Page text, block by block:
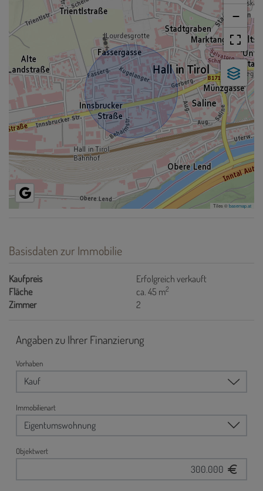
−
Tiles ©basemap.at
Basisdaten zur Immobilie
Kaufpreis
Erfolgreich verkauft
Fläche
ca. 45 m2
Zimmer 2